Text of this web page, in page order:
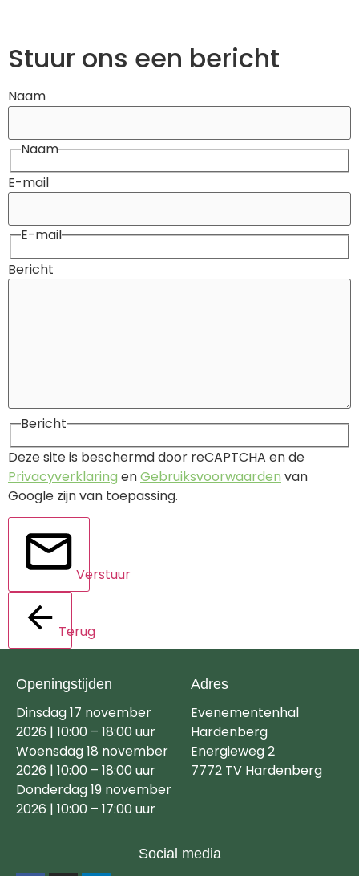
Stuur ons een bericht
Naam
Naam
E-mail
E-mail
Bericht
Bericht
Deze site is beschermd door reCAPTCHA en de
Privacyverklaring enGebruiksvoorwaarden van
Google zijn van toepassing.
Verstuur
Terug
Openingstijden
Dinsdag 17 november
2026 | 10:00 – 18:00 uur
Woensdag 18 november
2026 | 10:00 – 18:00 uur
Donderdag 19 november
2026 | 10:00 – 17:00 uur
Adres
Evenementenhal
Hardenberg
Energieweg 2
7772 TV Hardenberg
Social media